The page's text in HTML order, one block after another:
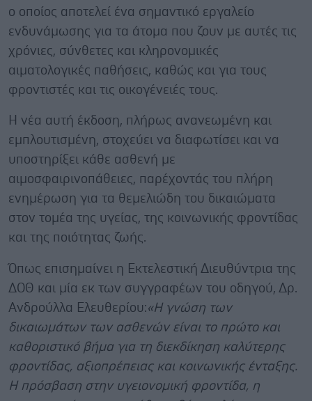
ο οποίος αποτελεί ένα σημαντικό εργαλείο
ενδυνάμωσης για τα άτομα που ζουν με αυτές τις
χρόνιες, σύνθετες και κληρονομικές
αιματολογικές παθήσεις, καθώς και για τους
φροντιστές και τις οικογένειές τους.
Η νέα αυτή έκδοση, πλήρως ανανεωμένη και
εμπλουτισμένη, στοχεύει να διαφωτίσει και να
υποστηρίξει κάθε ασθενή με
αιμοσφαιρινοπάθειες, παρέχοντάς του πλήρη
ενημέρωση για τα θεμελιώδη του δικαιώματα
στον τομέα της υγείας, της κοινωνικής φροντίδας
και της ποιότητας ζωής.
Όπως επισημαίνει η Εκτελεστική Διευθύντρια της
ΔΟΘ και μία εκ των συγγραφέων του οδηγού, Δρ.
Ανδρούλλα Ελευθερίου:«Η γνώση των
δικαιωμάτων των ασθενών είναι το πρώτο και
καθοριστικό βήμα για τη διεκδίκηση καλύτερης
φροντίδας, αξιοπρέπειας και κοινωνικής ένταξης.
Η πρόσβαση στην υγειονομική φροντίδα, η